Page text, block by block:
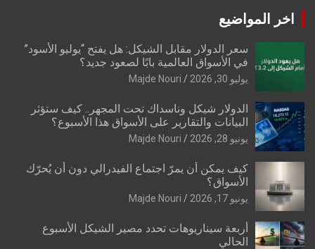
اخر المواضيع
سعر الدولار مقابل الشيكل: هل يفتح “يوليو الأسود”
في الأسواق العالمية بابًا لصعود جديد؟
يوليو 30, 2026 Majde Nouri
الدولار شيكل وناسداك تحت المجهر.. كيف ستؤثر
البيانات والتقارير على الأسواق هذا الأسبوع؟
يونيو 28, 2026 Majde Nouri
كيف يمكن أن يمرّ اجتماع الفيدرالي دون أن يُحرّك
الأسواق؟
يونيو 17, 2026 Majde Nouri
أربعة سيناريوهات تحدد مصير الشيكل الأسبوع
الحالي